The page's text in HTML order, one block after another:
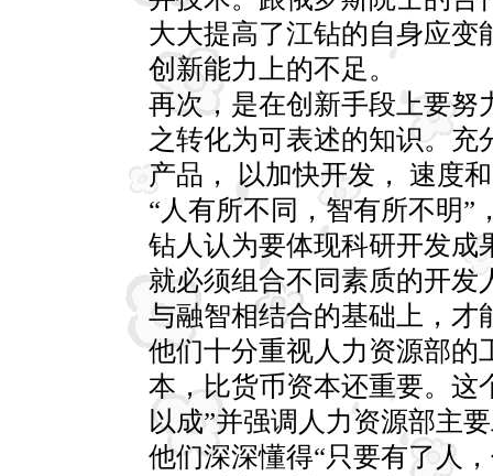
大大提高了江钻的自身应变
创新能力上的不足。
再次，是在创新手段上要努
之转化为可表述的知识。充
产品， 以加快开发， 速度
“人有所不同，智有所不明”
钻人认为要体现科研开发成
就必须组合不同素质的开发
与融智相结合的基础上，才
他们十分重视人力资源部的
本，比货币资本还重要。这
以成”并强调人力资源部主
他们深深懂得“只要有了人